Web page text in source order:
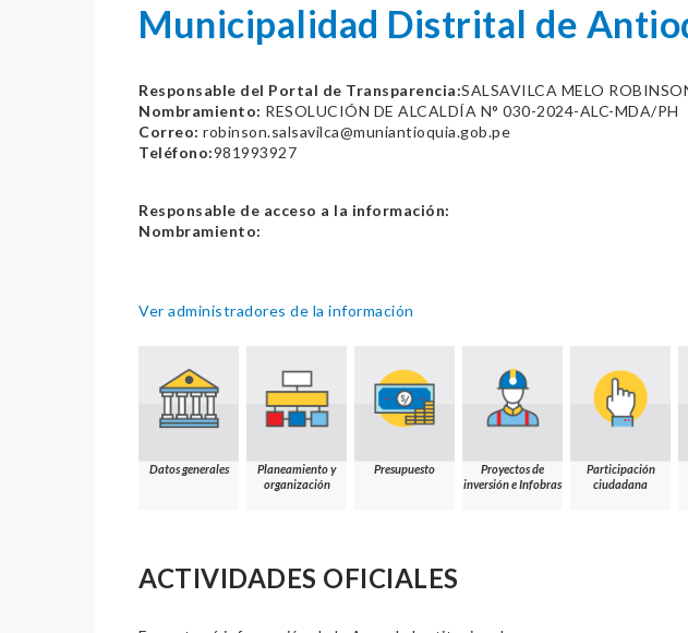
Municipalidad Distrital de
Responsable del Portal de Transparencia:SALSAVILCA MELO
Nombramiento: RESOLUCIÓN DE ALCALDÍA N° 030-2024-ALC-MDA/PH
Correo: robinson.salsavilca@muniantioquia.gob.pe
Teléfono:981993927
Responsable de acceso a la información:
Nombramiento:
Ver administradores de la información
Datos generales
Planeamiento y
organización
Presupuesto
Proyectos de
inversión e Infobras
Participación
ciudadana
ACTIVIDADES OFICIALES